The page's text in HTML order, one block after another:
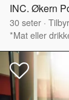
INC. Økern
30seter ·
*Mat eller